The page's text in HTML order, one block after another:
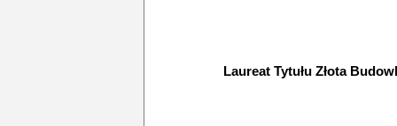
Laureat Tytułu Złota